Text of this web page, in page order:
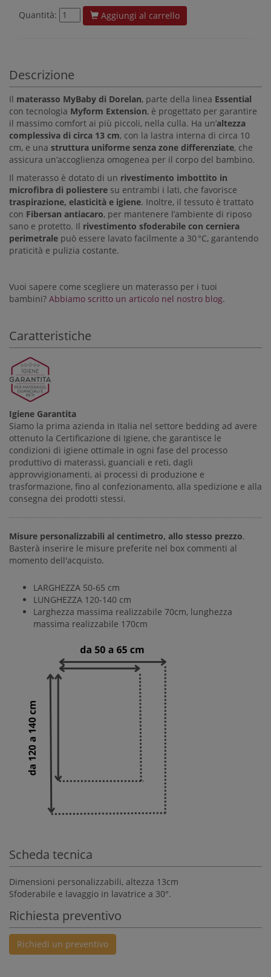
Quantità:
Aggiungi al carrello
Descrizione
Il materasso MyBaby di Dorelan, parte della linea Essential
con tecnologia Myform Extension, è progettato per garantire
il massimo comfort ai più piccoli, nella culla. Ha un’altezza
complessiva di circa 13 cm, con la lastra interna di circa 10
cm, e una struttura uniforme senza zone differenziate, che
assicura un’accoglienza omogenea per il corpo del bambino.
Il materasso è dotato di un rivestimento imbottito in
microfibra di poliestere su entrambi i lati, che favorisce
traspirazione, elasticità e igiene. Inoltre, il tessuto è trattato
con Fibersan antiacaro, per mantenere l’ambiente di riposo
sano e protetto. Il rivestimento sfoderabile con cerniera
perimetrale può essere lavato facilmente a 30 °C, garantendo
praticità e pulizia costante.
Vuoi sapere come scegliere un materasso per i tuoi
bambini? Abbiamo scritto un articolo nel nostro blog.
Caratteristiche
Igiene Garantita
Siamo la prima azienda in Italia nel settore bedding ad avere
ottenuto la Certificazione di Igiene, che garantisce le
condizioni di igiene ottimale in ogni fase del processo
produttivo di materassi, guanciali e reti, dagli
approvvigionamenti, ai processi di produzione e
trasformazione, fino al confezionamento, alla spedizione e alla
consegna dei prodotti stessi.
Misure personalizzabili al centimetro, allo stesso prezzo.
Basterà inserire le misure preferite nel box commenti al
momento dell'acquisto.
LARGHEZZA 50-65 cm
LUNGHEZZA 120-140 cm
Larghezza massima realizzabile 70cm, lunghezza
massima realizzabile 170cm
Scheda tecnica
Dimensioni personalizzabili, altezza 13cm
Sfoderabile e lavaggio in lavatrice a 30°.
Richiesta preventivo
Richiedi un preventivo